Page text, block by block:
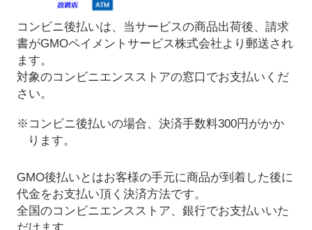
コンビニ後払いは、当サービスの商品出荷後、請求
書がGMOペイメントサービス株式会社より郵送され
ます。
対象のコンビニエンスストアの窓口でお支払いくだ
さい。
※コンビニ後払いの場合、決済手数料300円がかか
ります。
GMO後払いとはお客様の手元に商品が到着した後に
代金をお支払い頂く決済方法です。
全国のコンビニエンスストア、銀行でお支払いいた
だけます。